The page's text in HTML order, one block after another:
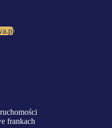
frankach